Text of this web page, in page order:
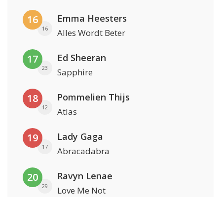
16
16
Emma Heesters
Alles Wordt Beter
17
23
Ed Sheeran
Sapphire
18
12
Pommelien Thijs
Atlas
19
17
Lady Gaga
Abracadabra
20
29
Ravyn Lenae
Love Me Not